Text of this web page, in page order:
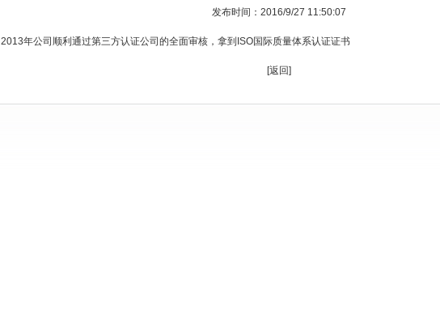
发布时间：2016/9/27 11:50:07
2013年公司顺利通过第三方认证公司的全面审核，拿到ISO国际质量体系认证证书
[返回]